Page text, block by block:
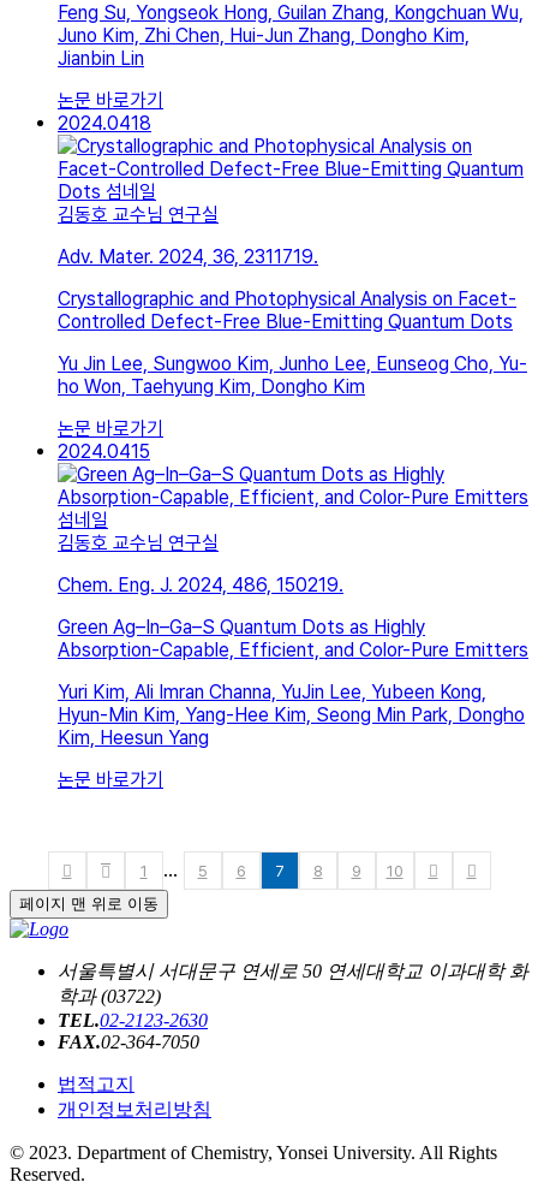
Feng Su, Yongseok Hong, Guilan Zhang, Kongchuan Wu,
Juno Kim, Zhi Chen, Hui-Jun Zhang, Dongho Kim,
Jianbin Lin
논문 바로가기
2024.0418
김동호 교수님 연구실
Adv. Mater. 2024, 36, 2311719.
Crystallographic and Photophysical Analysis on Facet-
Controlled Defect-Free Blue-Emitting Quantum Dots
Yu Jin Lee, Sungwoo Kim, Junho Lee, Eunseog Cho, Yu-
ho Won, Taehyung Kim, Dongho Kim
논문 바로가기
2024.0415
김동호 교수님 연구실
Chem. Eng. J. 2024, 486, 150219.
Green Ag–In–Ga–S Quantum Dots as Highly
Absorption-Capable, Efficient, and Color-Pure Emitters
Yuri Kim, Ali Imran Channa, YuJin Lee, Yubeen Kong,
Hyun-Min Kim, Yang-Hee Kim, Seong Min Park, Dongho
Kim, Heesun Yang
논문 바로가기
1 ··· 5 6 7 8 9
10
페이지 맨 위로 이동
서울특별시 서대문구 연세로 50 연세대학교 이과대학 화
학과 (03722)
TEL.02-2123-2630
FAX.02-364-7050
법적고지
개인정보처리방침
© 2023. Department of Chemistry, Yonsei University. All Rights
Reserved.